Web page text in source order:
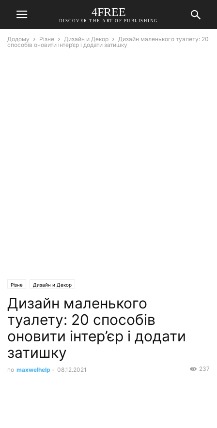
4FREE
DISCOVER THE ART OF PUBLISHING
Додому Різне Дизайн и Декор
Дизайн маленького туалету: 20
способів оновити інтер’єр і додати затишку
Різне Дизайн и Декор
Дизайн маленького
туалету: 20 способів
оновити інтер’єр і додати
затишку
по maxwelhelp - 08.12.2021 237